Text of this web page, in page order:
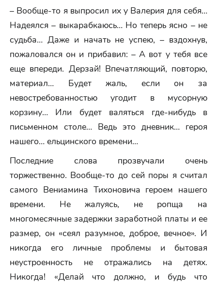
– Вообще-то я выпросил их у Валерия для себя…
Надеялся – выкарабкаюсь… Но теперь ясно – не
судьба… Даже и начать не успею, – вздохнув,
пожаловался он и прибавил: – А вот у тебя все
еще впереди. Дерзай! Впечатляющий, повторю,
материал… Будет жаль, если он за
невостребованностью угодит в мусорную
корзину… Или будет валяться где-нибудь в
письменном столе… Ведь это дневник… героя
нашего… ельцинского времени…
Последние слова прозвучали очень
торжественно. Вообще-то до сей поры я считал
самого Вениамина Тихоновича героем нашего
времени. Не жалуясь, не ропща на
многомесячные задержки заработной платы и ее
размер, он «сеял разумное, доброе, вечное». И
никогда его личные проблемы и бытовая
неустроенность не отражались на детях.
Никогда! «Делай что должно, и будь что